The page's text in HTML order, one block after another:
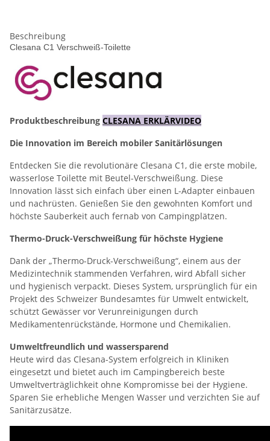
Beschreibung
Clesana C1 Verschweiß-Toilette
Produktbeschreibung CLESANA ERKLÄRVIDEO
Die Innovation im Bereich mobiler Sanitärlösungen
Entdecken Sie die revolutionäre Clesana C1, die erste mobile,
wasserlose Toilette mit Beutel-Verschweißung. Diese
Innovation lässt sich einfach über einen L-Adapter einbauen
und nachrüsten. Genießen Sie den gewohnten Komfort und
höchste Sauberkeit auch fernab von Campingplätzen.
Thermo-Druck-Verschweißung für höchste Hygiene
Dank der „Thermo-Druck-Verschweißung“, einem aus der
Medizintechnik stammenden Verfahren, wird Abfall sicher
und hygienisch verpackt. Dieses System, ursprünglich für ein
Projekt des Schweizer Bundesamtes für Umwelt entwickelt,
schützt Gewässer vor Verunreinigungen durch
Medikamentenrückstände, Hormone und Chemikalien.
Umweltfreundlich und wassersparend
Heute wird das Clesana-System erfolgreich in Kliniken
eingesetzt und bietet auch im Campingbereich beste
Umweltverträglichkeit ohne Kompromisse bei der Hygiene.
Sparen Sie erhebliche Mengen Wasser und verzichten Sie auf
Sanitärzusätze.